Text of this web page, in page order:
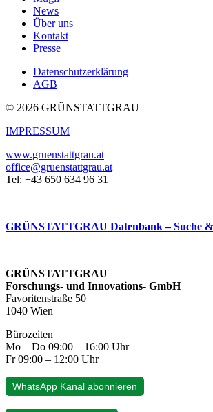
News
Über uns
Kontakt
Presse
Datenschutzerklärung
AGB
© 2026 GRÜNSTATTGRAU
IMPRESSUM
www.gruenstattgrau.at
office@gruenstattgrau.at
Tel: +43 650 634 96 31
GRÜNSTATTGRAU Datenbank – Suche
GRÜNSTATTGRAU
Forschungs- und Innovations- GmbH
Favoritenstraße 50
1040 Wien
Bürozeiten
Mo – Do 09:00 – 16:00 Uhr
Fr 09:00 – 12:00 Uhr
WhatsApp Kanal abonnieren